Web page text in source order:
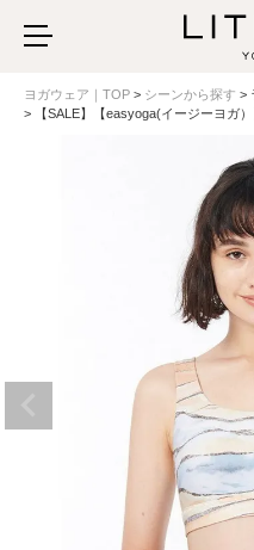
ヨガウェア｜TOP シーンから探す
【SALE】【easyoga(イージーヨガ